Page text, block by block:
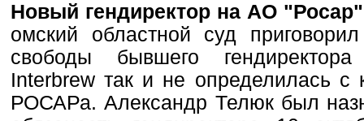
Новый гендиректор на АО
омский областной суд
свободы бывшего
Interbrew так и не определилась с
РОСАРа. Александр Телюк был